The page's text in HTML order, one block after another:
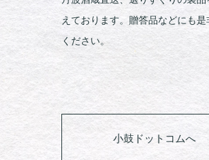
えております。贈答品などにも是
ください。
小鼓ドットコムへ